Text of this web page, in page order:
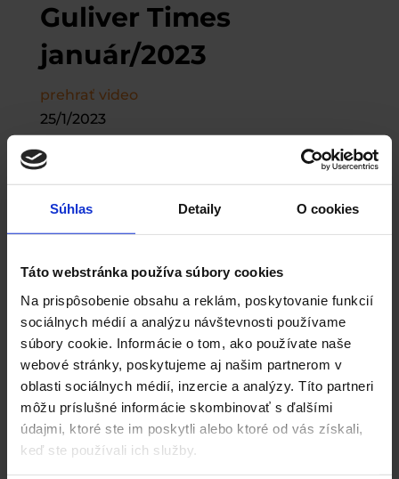
Súhlas Detaily O cookies
Táto webstránka používa súbory cookies
Na prispôsobenie obsahu a reklám, poskytovanie funkcií
sociálnych médií a analýzu návštevnosti používame
súbory cookie. Informácie o tom, ako používate naše
webové stránky, poskytujeme aj našim partnerom v
oblasti sociálnych médií, inzercie a analýzy. Títo partneri
môžu príslušné informácie skombinovať s ďalšími
údajmi, ktoré ste im poskytli alebo ktoré od vás získali,
keď ste používali ich služby.
Guliver Times
január/2023
prehrať video
25/1/2023
Guliver Times
december/2022
Guliver Times
november/2022
prehrať video
10/11/2022
Guliver Times
október/2022